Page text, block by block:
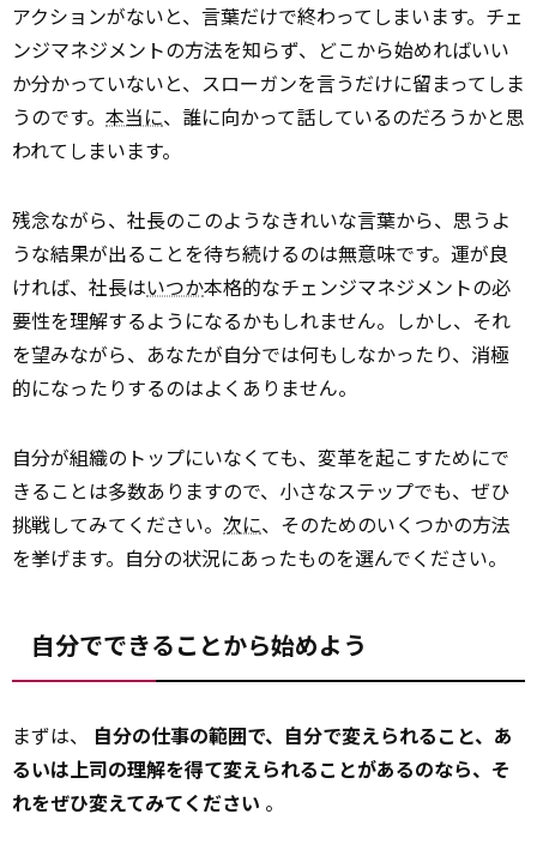
アクションがないと、言葉だけで終わってしまいます。チェ
ンジマネジメントの方法を知らず、どこから始めればいい
か分かっていないと、スローガンを言うだけに留まってしま
うのです。 本当に、誰に向かって話しているのだろうかと思
われてしまいます。
残念ながら、社長のこのようなきれいな言葉から、思うよ
うな結果が出ることを待ち続けるのは無意味です。運が良
ければ、社長はいつか本格的なチェンジマネジメントの必
要性を理解するようになるかもしれません。しかし、それ
を望みながら、あなたが自分では何もしなかったり、消極
的になったりするのはよくありません。
自分が組織のトップにいなくても、変革を起こすためにで
きることは多数ありますので、小さなステップでも、ぜひ
挑戦してみてください。 次に、そのためのいくつかの方法
を挙げます。自分の状況にあったものを選んでください。
自分でできることから始めよう
まずは、 自分の仕事の範囲で、自分で変えられること、あ
るいは上司の理解を得て変えられることがあるのなら、そ
れをぜひ変えてみてください 。